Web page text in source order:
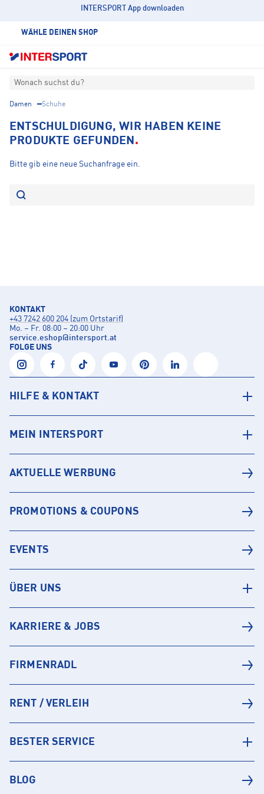
INTERSPORT App downloaden
WÄHLE DEINEN SHOP
Wonach suchst du?
Damen Schuhe
ENTSCHULDIGUNG, WIR HABEN KEINE
PRODUKTE GEFUNDEN
Bitte gib eine neue Suchanfrage ein.
KONTAKT
+43 7242 600 204 (zum Ortstarif)
Mo. – Fr. 08:00 – 20:00 Uhr
service.eshop@intersport.at
FOLGE UNS
HILFE & KONTAKT
MEIN INTERSPORT
AKTUELLE WERBUNG
PROMOTIONS & COUPONS
EVENTS
ÜBER UNS
KARRIERE & JOBS
FIRMENRADL
RENT / VERLEIH
BESTER SERVICE
BLOG